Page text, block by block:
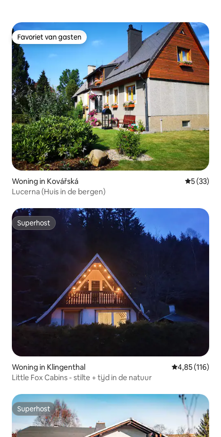
Favoriet van gasten
Favoriet van gasten
Woning in Kovářská
5 (33)
Lucerna (Huis in de bergen)
Superhost
Superhost
Woning in Klingenthal Gemiddelde
4,85 (116)
Little Fox Cabins - stilte + tijd in de natuur
Superhost
Superhost